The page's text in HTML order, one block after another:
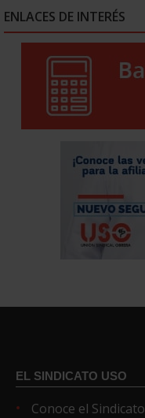
ENLACES DE INTERÉS
EL SINDICATO USO
Conoce el Sindicato